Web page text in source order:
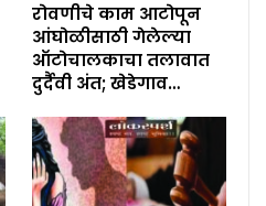
रोवणीचे काम आटोपून
आंघोळीसाठी गेलेल्या
ऑटोचालकाचा तलावात
दुर्दैवी अंत; खेडेगाव…